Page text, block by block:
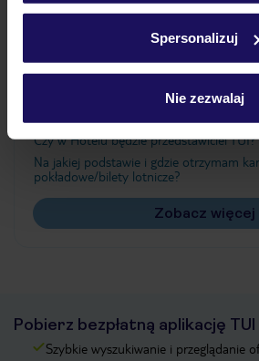
Spersonalizuj
Nie zezwalaj
Ważne informacje
Często zadawane pytania
Czy w Hotelu będzie przedstawiciel TUI?
Na jakiej podstawie i gdzie otrzymam
pokładowe/bilety lotnicze?
Zobacz więcej
Pobierz bezpłatną aplikację TUI
Szybkie wyszukiwanie i przeglądanie